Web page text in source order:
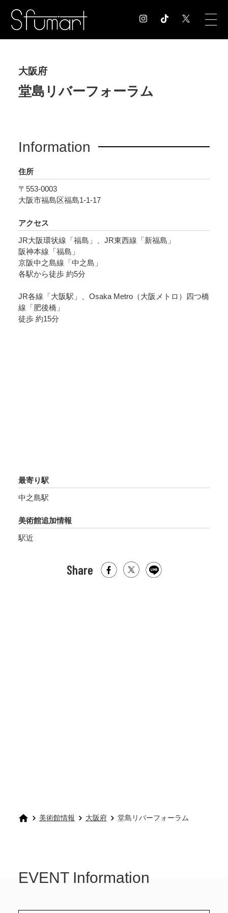
EXHIBITION
NEWS
CONTACT
POLICY
大阪府
堂島リバーフォーラム
Information
住所
〒553-0003
大阪市福島区福島1-1-17
アクセス
JR大阪環状線「福島」、JR東西線「新福島」
阪神本線「福島」
京阪中之島線「中之島」
各駅から徒歩 約5分
JR各線「大阪駅」、Osaka Metro（大阪メトロ）四つ橋
線「肥後橋」
徒歩 約15分
最寄り駅
中之島駅
美術館追加情報
駅近
Share
美術館情報 大阪府 堂島リバーフォーラム
EVENT Information